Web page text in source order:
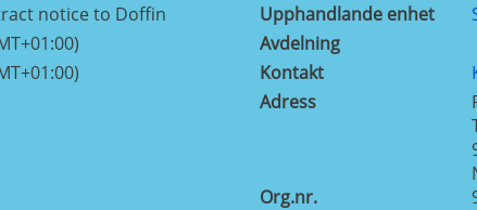
notice to Doffin
Upphandlande enhet
Avdelning
Kontakt
Adress
Org.nr.